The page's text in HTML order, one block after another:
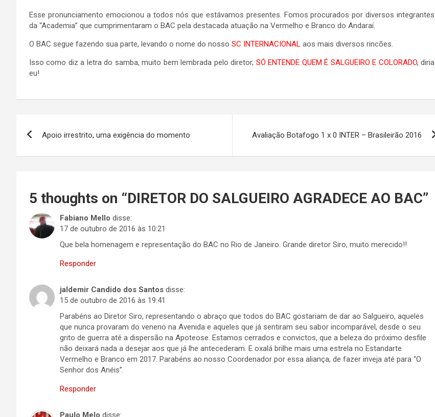
Esse pronunciamento emocionou a todos nós que estávamos presentes. Fomos procurados por diversos integrantes
da “Academia” que cumprimentaram o BAC pela destacada atuação na Vermelho e Branco do Andaraí.
O BAC segue fazendo sua parte, levando o nome do nosso SC INTERNACIONAL aos mais diversos rincões.
Isso como diz a letra do samba, muito bem lembrada pelo diretor, SÓ ENTENDE QUEM É SALGUEIRO E COLORADO, diria
eu!
Apoio irrestrito, uma exigência do momento Avaliação Botafogo 1 x 0 INTER – Brasileirão 2016
5 thoughts on “DIRETOR DO SALGUEIRO AGRADECE AO BAC”
Fabiano Mello disse:
17 de outubro de 2016 às 10:21
Que bela homenagem e representação do BAC no Rio de Janeiro. Grande diretor Siro, muito merecido!!
Responder
jaldemir Candido dos Santos disse:
15 de outubro de 2016 às 19:41
Parabéns ao Diretor Siro, representando o abraço que todos do BAC gostariam de dar ao Salgueiro, aqueles
que nunca provaram do veneno na Avenida e aqueles que já sentiram seu sabor incomparável, desde o seu
grito de guerra até a dispersão na Apoteose. Estamos cerrados e convictos, que a beleza do próximo desfile
não deixará nada a desejar aos que já lhe antecederam. E oxalá brilhe mais uma estrela no Estandarte
Vermelho e Branco em 2017. Parabéns ao nosso Coordenador por essa aliança, de fazer inveja até para “O
Senhor dos Anéis”.
Responder
Paulo Melo disse: